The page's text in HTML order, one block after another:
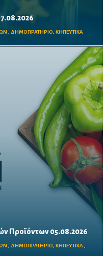
, ΔΗΜΟΠΡΑΤΗΡΙΟ, ΚΗΠΕΥΤΙΚΑ
Προϊόντων 05.08.2026
, ΔΗΜΟΠΡΑΤΗΡΙΟ, ΚΗΠΕΥΤΙΚΑ,